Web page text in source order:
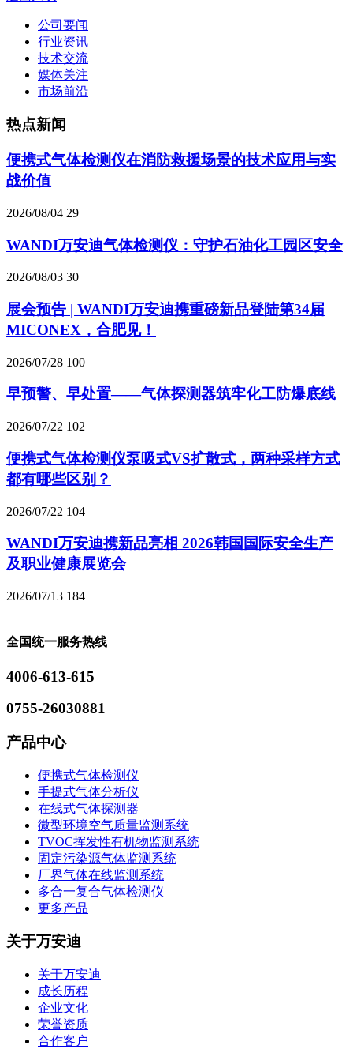
公司要闻
行业资讯
技术交流
媒体关注
市场前沿
热点新闻
便携式气体检测仪在消防救援场景的技术应用与实
战价值
2026/08/04 29
WANDI万安迪气体检测仪：守护石油化工园区安全
2026/08/03 30
展会预告 | WANDI万安迪携重磅新品登陆第34届
MICONEX，合肥见！
2026/07/28 100
早预警、早处置——气体探测器筑牢化工防爆底线
2026/07/22 102
便携式气体检测仪泵吸式VS扩散式，两种采样方式
都有哪些区别？
2026/07/22 104
WANDI万安迪携新品亮相 2026韩国国际安全生产
及职业健康展览会
2026/07/13 184
全国统一服务热线
4006-613-615
0755-26030881
产品中心
便携式气体检测仪
手提式气体分析仪
在线式气体探测器
微型环境空气质量监测系统
TVOC挥发性有机物监测系统
固定污染源气体监测系统
厂界气体在线监测系统
多合一复合气体检测仪
更多产品
关于万安迪
关于万安迪
成长历程
企业文化
荣誉资质
合作客户